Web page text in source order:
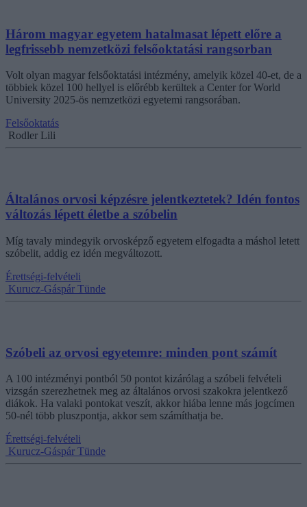
Három magyar egyetem hatalmasat lépett előre a
legfrissebb nemzetközi felsőoktatási rangsorban
Volt olyan magyar felsőoktatási intézmény, amelyik közel 40-et, de a
többiek közel 100 hellyel is előrébb kerültek a Center for World
University 2025-ös nemzetközi egyetemi rangsorában.
Felsőoktatás
Rodler Lili
Általános orvosi képzésre jelentkeztetek? Idén fontos
változás lépett életbe a szóbelin
Míg tavaly mindegyik orvosképző egyetem elfogadta a máshol letett
szóbelit, addig ez idén megváltozott.
Érettségi-felvételi
Kurucz-Gáspár Tünde
Szóbeli az orvosi egyetemre: minden pont számít
A 100 intézményi pontból 50 pontot kizárólag a szóbeli felvételi
vizsgán szerezhetnek meg az általános orvosi szakokra jelentkező
diákok. Ha valaki pontokat veszít, akkor hiába lenne más jogcímen
50-nél több pluszpontja, akkor sem számíthatja be.
Érettségi-felvételi
Kurucz-Gáspár Tünde